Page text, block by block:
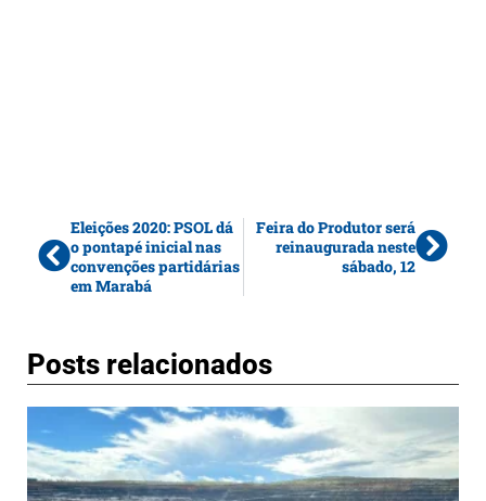
Eleições 2020: PSOL dá
o pontapé inicial nas
convenções partidárias
em Marabá
Feira do Produtor será
reinaugurada neste
sábado, 12
Posts relacionados